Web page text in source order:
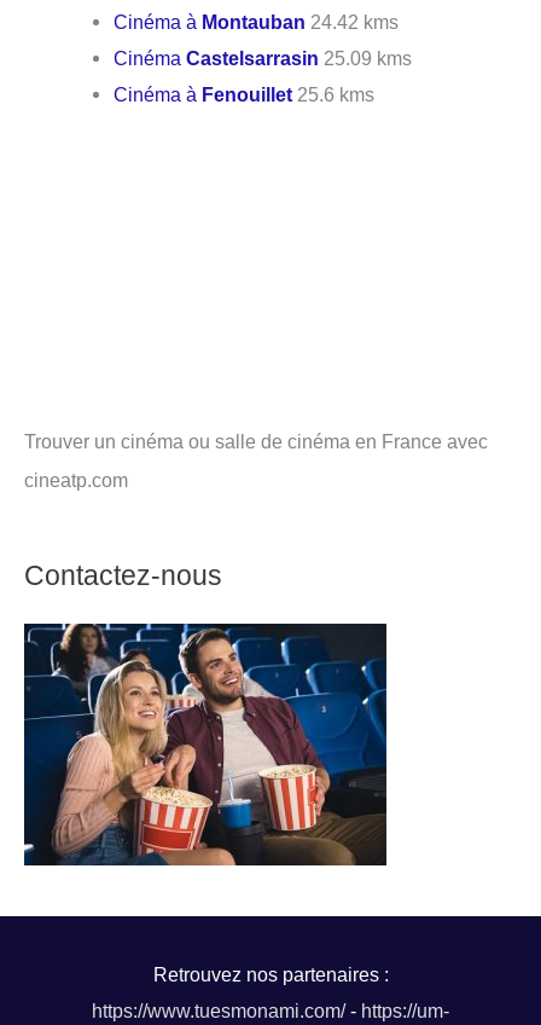
Cinéma à Montauban 24.42 kms
CinémaCastelsarrasin 25.09 kms
Cinéma à Fenouillet 25.6 kms
Trouver un cinéma ou salle de cinéma en France avec
cineatp.com
Contactez-nous
Retrouvez nos partenaires :
https://www.tuesmonami.com/- https://um-